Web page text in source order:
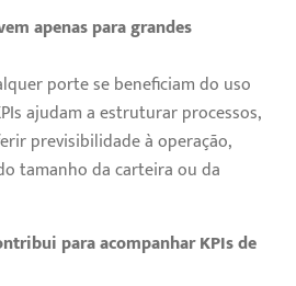
apenas para grandes
porte se beneficiam do uso
ajudam a estruturar processos,
previsibilidade à operação,
tamanho da carteira ou da
para acompanhar KPIs de